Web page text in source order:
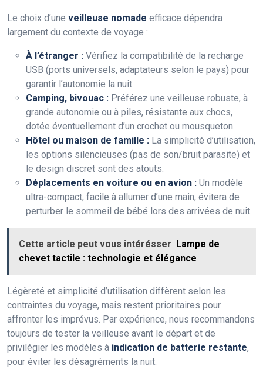
Le choix d’une veilleuse nomade efficace dépendra
largement du contexte de voyage :
À l’étranger : Vérifiez la compatibilité de la recharge
USB (ports universels, adaptateurs selon le pays) pour
garantir l’autonomie la nuit.
Camping, bivouac : Préférez une veilleuse robuste, à
grande autonomie ou à piles, résistante aux chocs,
dotée éventuellement d’un crochet ou mousqueton.
Hôtel ou maison de famille : La simplicité d’utilisation,
les options silencieuses (pas de son/bruit parasite) et
le design discret sont des atouts.
Déplacements en voiture ou en avion : Un modèle
ultra-compact, facile à allumer d’une main, évitera de
perturber le sommeil de bébé lors des arrivées de nuit.
Cette article peut vous intérésser Lampe de
chevet tactile : technologie et élégance
Légèreté et simplicité d’utilisation diffèrent selon les
contraintes du voyage, mais restent prioritaires pour
affronter les imprévus. Par expérience, nous recommandons
toujours de tester la veilleuse avant le départ et de
privilégier les modèles à indication de batterie restante,
pour éviter les désagréments la nuit.